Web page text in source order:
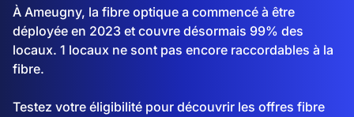
À Ameugny, la fibre optique a commencé à être
déployée en 2023 et couvre désormais 99% des
locaux. 1 locaux ne sont pas encore raccordables à la
fibre.
Testez votre éligibilité pour découvrir les offres fibre